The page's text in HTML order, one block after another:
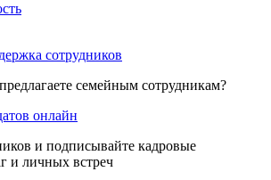
сотрудников
семейным сотрудникам?
онлайн
и подписывайте кадровые
и личных встреч